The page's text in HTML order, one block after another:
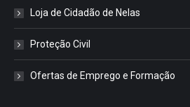
Loja de Cidadão de Nelas
Proteção Civil
Ofertas de Emprego e Formação